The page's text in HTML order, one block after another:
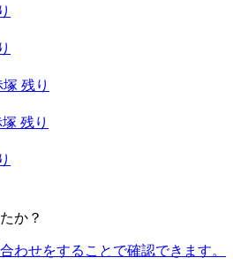
残り
残り
か？
わせをすることで確認できます。